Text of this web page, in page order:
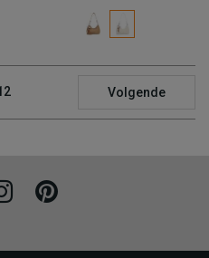
Volgende
InstagramPinterest